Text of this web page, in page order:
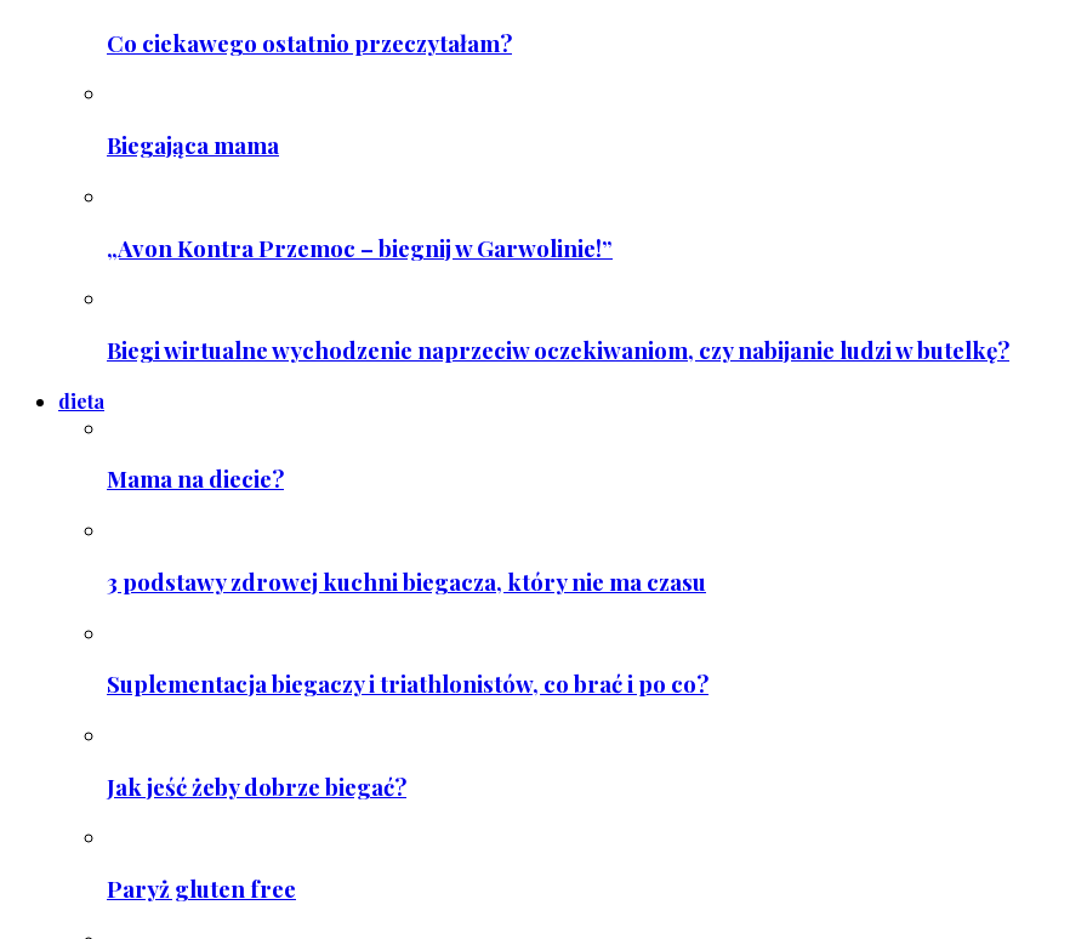
Co ciekawego ostatnio przeczytałam?
Biegająca mama
„Avon Kontra Przemoc – biegnij w Garwolinie!”
Biegi wirtualne wychodzenie naprzeciw oczekiwaniom, czy nabijanie ludzi w butelkę?
dieta
Mama na diecie?
3 podstawy zdrowej kuchni biegacza, który nie ma czasu
Suplementacja biegaczy i triathlonistów, co brać i po co?
Jak jeść żeby dobrze biegać?
Paryż gluten free